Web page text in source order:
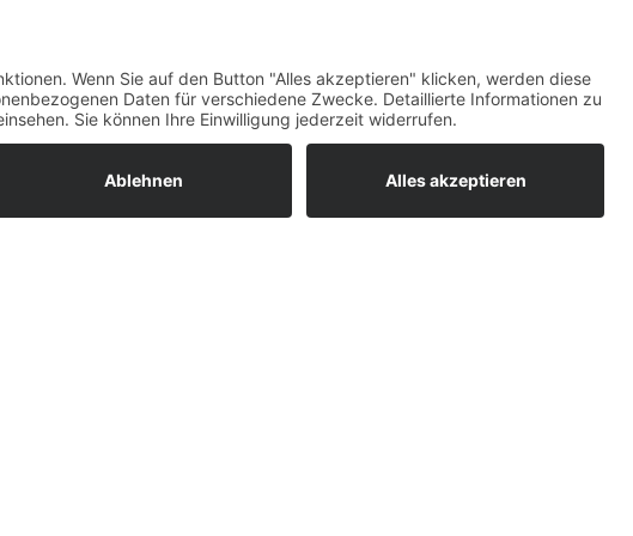
Und das BYB wird Sie mit seinem steifen
MS
bei Dienstleistungen